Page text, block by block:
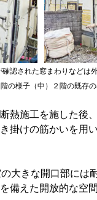
認された窓まわりなどは
の様子（中）
２階の既存
熱施工を施した後
掛けの筋かいを用
大きな開口部には
備えた開放的な空間